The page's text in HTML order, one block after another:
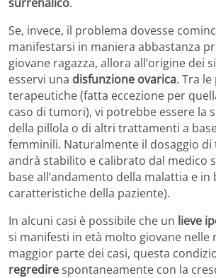
Se, invece, il problema dovesse
manifestarsi in maniera abbastanza
giovane ragazza, allora all’origine dei
esservi una disfunzione ovarica. Tra
terapeutiche (fatta eccezione per
caso di tumori), vi potrebbe essere la
della pillola o di altri trattamenti a
femminili. Naturalmente il dosaggio
andrà stabilito e calibrato dal medico
base all’andamento della malattia e in
caratteristiche della paziente).
In alcuni casi è possibile che un lieve
si manifesti in età molto giovane nelle
maggior parte dei casi, questa
regredirespontaneamente con la